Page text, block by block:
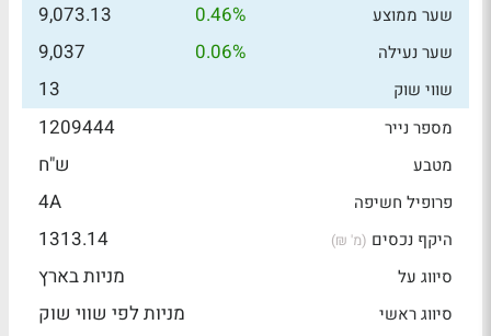
שער ממוצע 0.46%
9,073.13
שער נעילה 0.06%
9,037
שווי שוק 13
מספר נייר 1209444
מטבע ש"ח
פרופיל חשיפה 4A
היקף נכסים (מ' ₪) 1313.14
סיווג על מניות בארץ
סיווג ראשי מניות לפי שווי שוק